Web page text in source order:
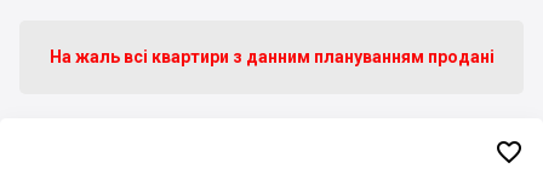
На жаль всі квартири з данним плануванням продані
